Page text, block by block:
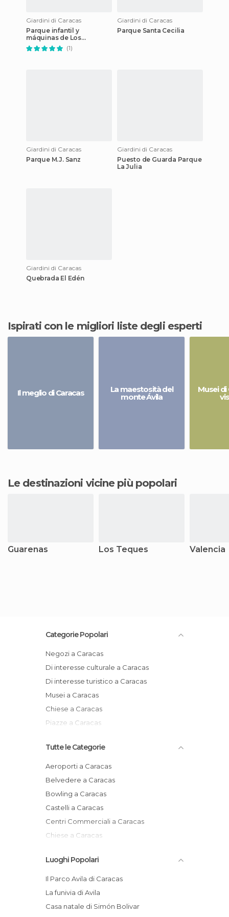
Giardini di Caracas
Parque infantil y
máquinas de Los
Símbolos
(1)
Giardini di Caracas
Parque Santa Cecilia
Giardini di Caracas
Parque M.J. Sanz
Giardini di Caracas
Puesto de Guarda Parque
La Julia
Giardini di Caracas
Quebrada El Edén
Ispirati con le migliori liste degli esperti
Il meglio di Caracas La maestosità del
monte Ávila
Musei di
Le destinazioni vicine più popolari
Guarenas Los Teques Valencia
Categorie Popolari
Negozi a Caracas
Di interesse culturale a Caracas
Di interesse turistico a Caracas
Musei a Caracas
Chiese a Caracas
Piazze a Caracas
Tutte le Categorie
Aeroporti a Caracas
Belvedere a Caracas
Bowling a Caracas
Castelli a Caracas
Centri Commerciali a Caracas
Chiese a Caracas
Città a Caracas
Di interesse culturale a Caracas
Di interesse sportivo a Caracas
Di interesse turistico a Caracas
Luoghi Popolari
Il Parco Avila di Caracas
La funivia di Avila
Casa natale di Simón Bolivar